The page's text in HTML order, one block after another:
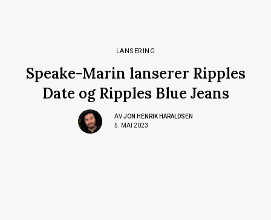
LANSERING
Speake-Marin lanserer Ripples
Date og Ripples Blue Jeans
AVJON HENRIK HARALDSEN
5. MAI 2023